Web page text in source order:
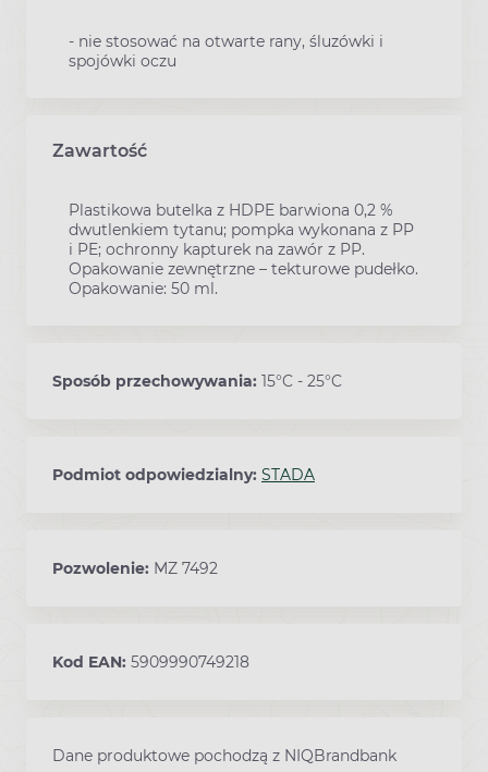
- nie stosować na otwarte rany, śluzówki i
spojówki oczu
Zawartość
Plastikowa butelka z HDPE barwiona 0,2 %
dwutlenkiem tytanu; pompka wykonana z PP
i PE; ochronny kapturek na zawór z PP.
Opakowanie zewnętrzne – tekturowe pudełko.
Opakowanie: 50 ml.
Sposób przechowywania: 15°C - 25°C
Podmiot odpowiedzialny: STADA
Pozwolenie: MZ 7492
Kod EAN: 5909990749218
Dane produktowe pochodzą z NIQBrandbank